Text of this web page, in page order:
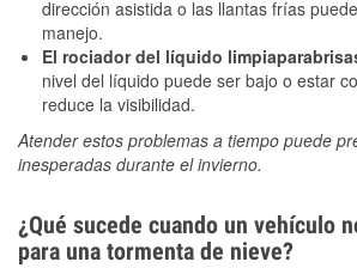
dirección asistida o las llantas frías
manejo.
El rociador del líquido
nivel del líquido puede ser bajo o estar
reduce la visibilidad.
Atender estos problemas a tiempo puede
inesperadas durante el invierno.
¿Qué sucede cuando un vehículo
para una tormenta de nieve?